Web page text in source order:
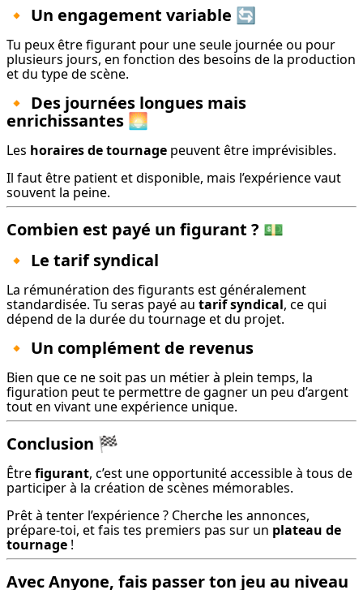
🔸 Un engagement variable 🔄
Tu peux être figurant pour une seule journée ou pour
plusieurs jours, en fonction des besoins de la production
et du type de scène.
🔸 Des journées longues mais
enrichissantes 🌅
Les horaires de tournage peuvent être imprévisibles.
Il faut être patient et disponible, mais l’expérience vaut
souvent la peine.
Combien est payé un figurant ? 💵
🔸 Le tarif syndical
La rémunération des figurants est généralement
standardisée. Tu seras payé au tarif syndical, ce qui
dépend de la durée du tournage et du projet.
🔸 Un complément de revenus
Bien que ce ne soit pas un métier à plein temps, la
figuration peut te permettre de gagner un peu d’argent
tout en vivant une expérience unique.
Conclusion 🏁
Être figurant, c’est une opportunité accessible à tous de
participer à la création de scènes mémorables.
Prêt à tenter l’expérience ? Cherche les annonces,
prépare-toi, et fais tes premiers pas sur un plateau de
tournage !
Avec Anyone, fais passer ton jeu au niveau